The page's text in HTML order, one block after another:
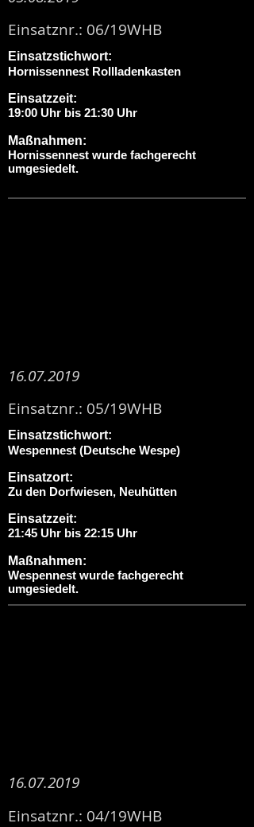
Einsatznr.: 06/19WHB
Einsatzstichwort:
Hornissennest Rollladenkasten
Einsatzzeit:
19:00 Uhr bis 21:30 Uhr
Maßnahmen:
Hornissennest wurde fachgerecht
umgesiedelt.
16.07.2019
Einsatznr.: 05/19WHB
Einsatzstichwort:
Wespennest (Deutsche Wespe)
Einsatzort:
Zu den Dorfwiesen, Neuhütten
Einsatzzeit:
21:45 Uhr bis 22:15 Uhr
Maßnahmen:
Wespennest wurde fachgerecht
umgesiedelt.
16.07.2019
Einsatznr.: 04/19WHB